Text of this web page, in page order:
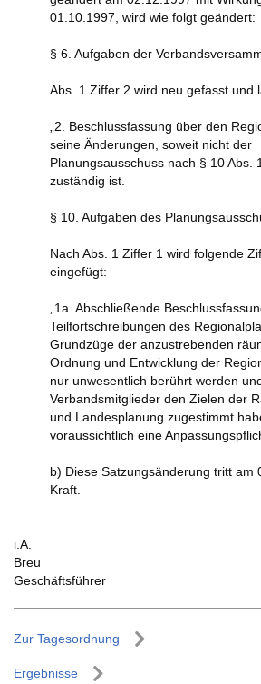
01.10.1997, wird wie folgt geändert:
§ 6. Aufgaben der
Abs. 1 Ziffer 2 wird neu gefasst und
„2. Beschlussfassung über den
seine Änderungen, soweit nicht der
Planungsausschuss nach § 10 Abs.
zuständig ist.
§ 10. Aufgaben des
Nach Abs. 1 Ziffer 1 wird folgende
eingefügt:
„1a. Abschließende
Teilfortschreibungen des
Grundzüge der anzustrebenden
Ordnung und Entwicklung der
nur unwesentlich berührt werden
Verbandsmitglieder den Zielen der
und Landesplanung zugestimmt
voraussichtlich eine
b) Diese Satzungsänderung tritt am
Kraft.
i.A.
Breu
Geschäftsführer
Zur Tagesordnung
Ergebnisse